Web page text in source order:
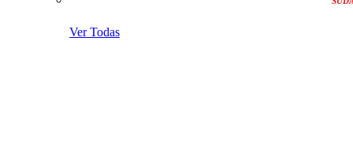
Ver Todas